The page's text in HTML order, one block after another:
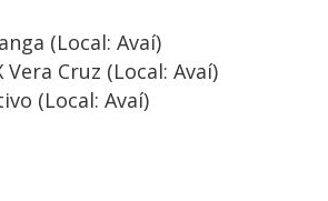
(Local: Avaí)
Cruz (Local: Avaí)
(Local: Avaí)